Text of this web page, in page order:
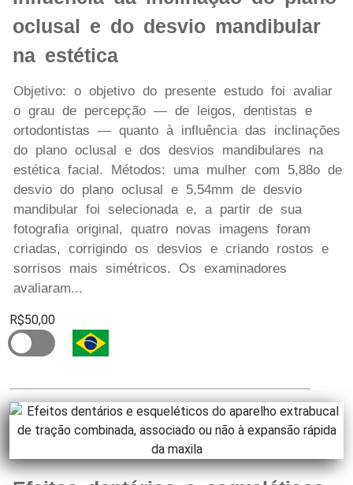
oclusal e do desvio mandibular
na estética
Objetivo: o objetivo do presente estudo foi avaliar
o grau de percepção — de leigos, dentistas e
ortodontistas — quanto à influência das inclinações
do plano oclusal e dos desvios mandibulares na
estética facial. Métodos: uma mulher com 5,88o de
desvio do plano oclusal e 5,54mm de desvio
mandibular foi selecionada e, a partir de sua
fotografia original, quatro novas imagens foram
criadas, corrigindo os desvios e criando rostos e
sorrisos mais simétricos. Os examinadores
avaliaram...
R$50,00